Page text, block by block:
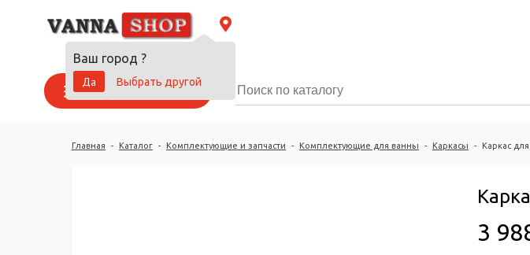
Ваш город ?
Да
Выбрать другой
Каталог товаров
Главная - Каталог - Комплектующие и запчасти - Комплектующие для ванны - Каркасы - Каркас
3